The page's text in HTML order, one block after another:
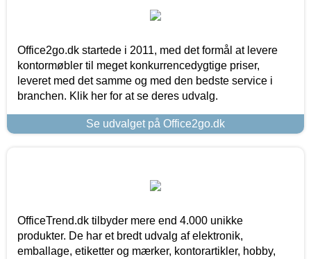
Office2go.dk startede i 2011, med det formål at levere
kontormøbler til meget konkurrencedygtige priser,
leveret med det samme og med den bedste service i
branchen. Klik her for at se deres udvalg.
Se udvalget på Office2go.dk
OfficeTrend.dk tilbyder mere end 4.000 unikke
produkter. De har et bredt udvalg af elektronik,
emballage, etiketter og mærker, kontorartikler, hobby,